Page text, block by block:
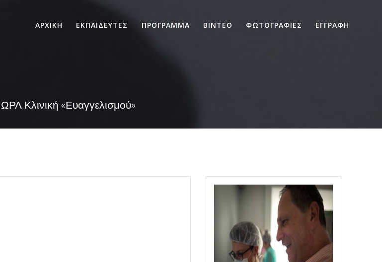
ΑΡΧΙΚΗ ΕΚΠΑΙΔΕΥΤΕΣ ΠΡΟΓΡΑΜΜΑ ΒΙΝΤΕΟ ΦΩΤΟΓΡΑΦΙΕΣ ΕΓΓΡΑΦΗ
Κλινική «Ευαγγελισμού»